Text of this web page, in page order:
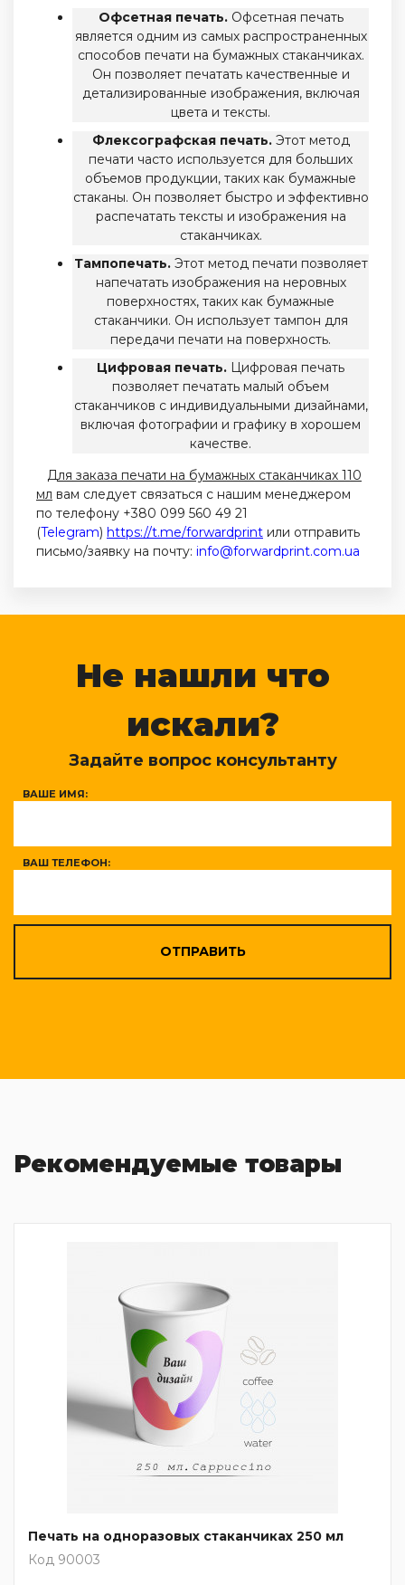
Офсетная печать. Офсетная печать
является одним из самых распространенных
способов печати на бумажных стаканчиках.
Он позволяет печатать качественные и
детализированные изображения, включая
цвета и тексты.
Флексографская печать.Этот метод
печати часто используется для больших
объемов продукции, таких как бумажные
стаканы. Он позволяет быстро и эффективно
распечатать тексты и изображения на
стаканчиках.
Тампопечать.Этот метод печати позволяет
напечатать изображения на неровных
поверхностях, таких как бумажные
стаканчики. Он использует тампон для
передачи печати на поверхность.
Цифровая печать. Цифровая печать
позволяет печатать малый объем
стаканчиков с индивидуальными дизайнами,
включая фотографии и графику в хорошем
качестве.
Для заказа печати на бумажных стаканчиках 110
мл вам следует связаться с нашим менеджером
по телефону +380 099 560 49 21
(Telegram) https://t.me/forwardprint или отправить
письмо/заявку на почту: info@forwardprint.com.ua
Не нашли что
искали?
Задайте вопрос консультанту
ВАШЕ ИМЯ:
ВАШ ТЕЛЕФОН:
ОТПРАВИТЬ
Рекомендуемые товары
Печать на одноразовых стаканчиках 250 мл
Код 90003